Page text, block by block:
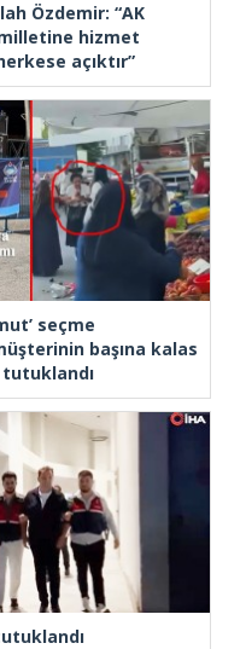
Özdemir: “AK
milletine hizmet
açıktır”
seçme
başına kalas
tutuklandı